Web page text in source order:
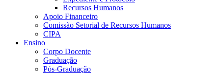
Recursos Humanos
Apoio Financeiro
Comissão Setorial de Recursos Humanos
CIPA
Ensino
Corpo Docente
Graduação
Pós-Graduação